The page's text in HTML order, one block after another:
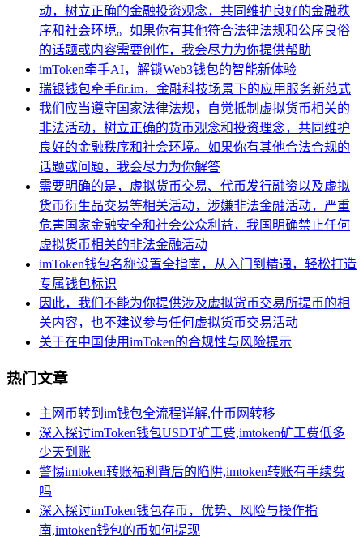
动，树立正确的金融投资观念，共同维护良好的金融秩
序和社会环境。如果你有其他符合法律法规和公序良俗
的话题或内容需要创作，我会尽力为你提供帮助
imToken牵手AI，解锁Web3钱包的智能新体验
瑞银钱包牵手fir.im，金融科技场景下的应用服务新范式
我们应当遵守国家法律法规，自觉抵制虚拟货币相关的
非法活动，树立正确的货币观念和投资理念，共同维护
良好的金融秩序和社会环境。如果你有其他合法合规的
话题或问题，我会尽力为你解答
需要明确的是，虚拟货币交易、代币发行融资以及虚拟
货币衍生品交易等相关活动，涉嫌非法金融活动，严重
危害国家金融安全和社会公众利益，我国明确禁止任何
虚拟货币相关的非法金融活动
imToken钱包名称设置全指南，从入门到精通，轻松打造
专属钱包标识
因此，我们不能为你提供涉及虚拟货币交易所提币的相
关内容，也不建议参与任何虚拟货币交易活动
关于在中国使用imToken的合规性与风险提示
热门文章
主网币转到im钱包全流程详解,什币网转移
深入探讨imToken钱包USDT矿工费,imtoken矿工费低多
少天到账
警惕imtoken转账福利背后的陷阱,imtoken转账有手续费
吗
深入探讨imToken钱包存币，优势、风险与操作指
南,imtoken钱包的币如何提现